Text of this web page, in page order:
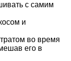
с самим
и
во время
его в